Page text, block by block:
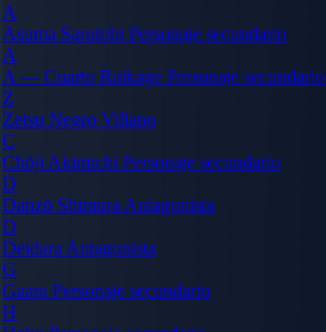
A
Asuma Sarutobi Personaje secundario
A
A — Cuarto Raikage Personaje secundario
Z
Zetsu Negro Villano
C
Chōji Akimichi Personaje secundario
D
Danzō Shimura Antagonista
D
Deidara Antagonista
G
Gaara Personaje secundario
H